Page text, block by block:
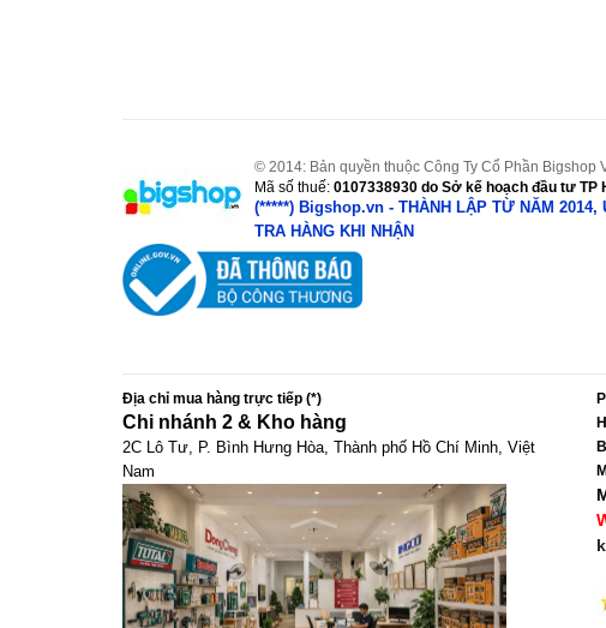
© 2014: Bản quyền thuộc Công Ty Cổ Phần Bigshop
Mã số thuế: 0107338930 do Sở kế hoạch đầu tư TP
(*****) Bigshop.vn - THÀNH LẬP TỪ NĂM 2014,
TRA HÀNG KHI NHẬN
Địa chỉ mua hàng trực tiếp (*)
Chi nhánh 2 & Kho hàng
2C Lô Tư, P. Bình Hưng Hòa, Thành phố Hồ Chí Minh, Việt
Nam